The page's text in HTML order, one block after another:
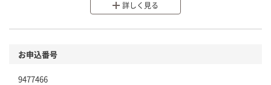
分別・リサイクルしやすい設計
本体
詳しく見る
お申込番号
9477466